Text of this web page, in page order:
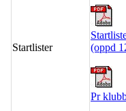
Startlister
(oppd
Pr